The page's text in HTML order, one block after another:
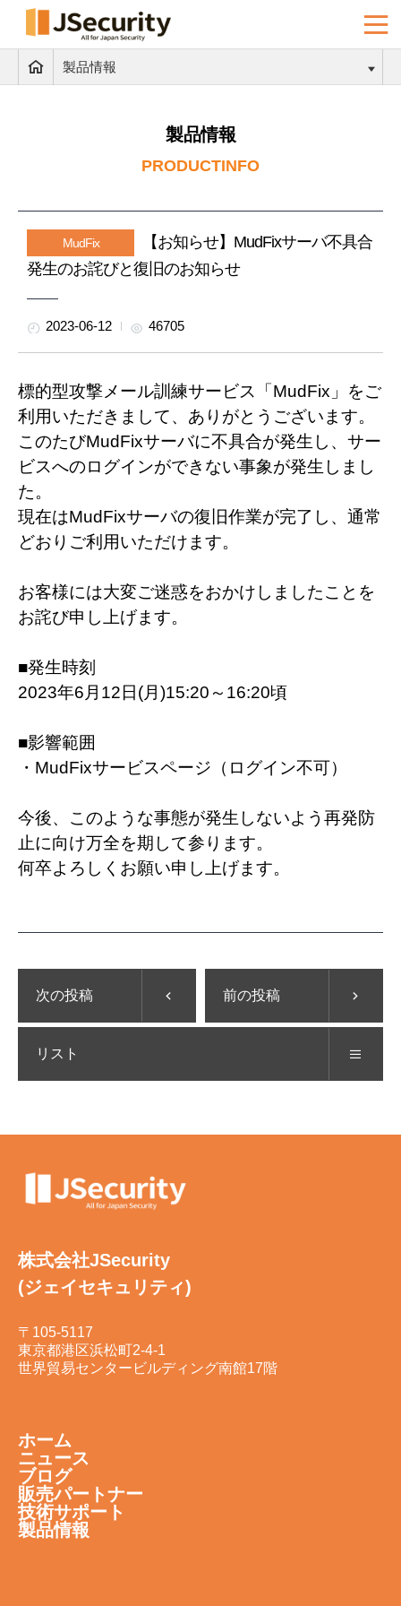
製品情報
製品情報
PRODUCTINFO
MudFix
【お知らせ】MudFixサーバ不具合
発生のお詫びと復旧のお知らせ
2023-06-12 46705
標的型攻撃メール訓練サービス「MudFix」をご
利用いただきまして、ありがとうございます。
このたびMudFixサーバに不具合が発生し、サー
ビスへのログインができない事象が発生しまし
た。
現在はMudFixサーバの復旧作業が完了し、通常
どおりご利用いただけます。
お客様には大変ご迷惑をおかけしましたことを
お詫び申し上げます。
■発生時刻
2023年6月12日(月)15:20～16:20頃
■影響範囲
・MudFixサービスページ（ログイン不可）
今後、このような事態が発生しないよう再発防
止に向け万全を期して参ります。
何卒よろしくお願い申し上げます。
次の投稿 前の投稿
リスト
株式会社JSecurity
(ジェイセキュリティ)
〒105-5117
東京都港区浜松町2-4-1
世界貿易センタービルディング南館17階
ホーム
ニュース
ブログ
販売パートナー
技術サポート
製品情報